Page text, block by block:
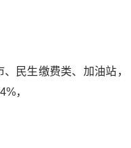
民生缴费类、加油站，
，